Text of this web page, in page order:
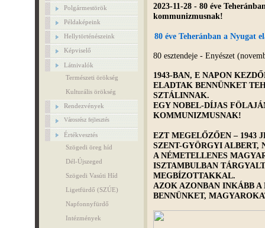
Polgármestörök
Példaképeink
Hellytörténészeink
Képviselő
Látnivalók
Természeti örökség
Kulturális örökség
Rendezvények
Városrész fejlesztés
Értékvesztés
Szögedi öreg híd
Dél-Újszeged
Szögedi Vasúti Híd
Ligetfürdő (SZÚE)
Napfonnyfürdő
Intézmények
2023-11-28 - 80 éve
kommunizmusnak!
80 éve Teheránban a Nyugat
80 esztendeje - Enyészet
1943-BAN, E NAPON
ELADTAK BENNÜNKET
SZTÁLINNAK.
EGY NOBEL-DÍJAS
KOMMUNIZMUSNAK!
EZT MEGELŐZŐEN – 1943
SZENT-GYÖRGYI ALBERT,
A NÉMETELLENES
ISZTAMBULBAN
MEGBÍZOTTAKKAL.
AZOK AZONBAN INKÁBB
BENNÜNKET,